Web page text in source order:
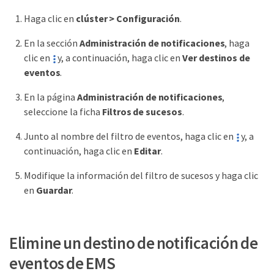
Haga clic en clúster > Configuración.
En la sección Administración de notificaciones, haga
clic en
y, a continuación, haga clic en Ver destinos de
eventos.
En la página Administración de notificaciones,
seleccione la ficha Filtros de sucesos.
Junto al nombre del filtro de eventos, haga clic en
y, a
continuación, haga clic en Editar.
Modifique la información del filtro de sucesos y haga clic
en Guardar.
Elimine un destino de notificación de
eventos de EMS